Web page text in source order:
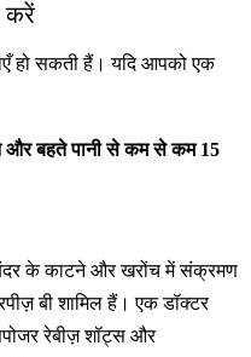
करें
हो सकती हैं। यदि आपको एक
और बहते पानी से कम से कम 15
के काटने और खरोंच में संक्रमण
बी शामिल हैं। एक डॉक्टर
रेबीज़ शॉट्स और